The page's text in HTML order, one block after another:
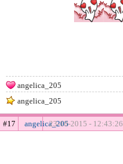
angelica_205
angelica_205
#17 angelica_20523-10-2015 - 12:43:26